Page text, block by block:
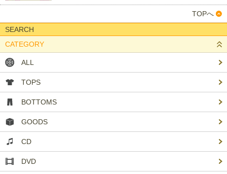
TOPへ
SEARCH
CATEGORY
ALL
TOPS
BOTTOMS
GOODS
CD
DVD